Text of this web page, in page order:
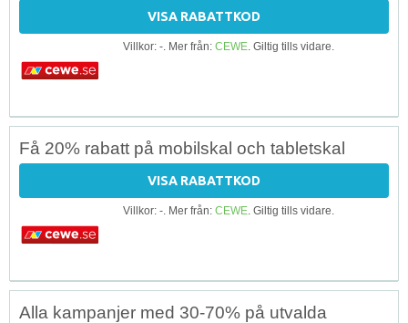
VISA RABATTKOD
Villkor: -. Mer från: CEWE. Giltig tills vidare.
Få 20% rabatt på mobilskal och tabletskal
VISA RABATTKOD
Villkor: -. Mer från: CEWE. Giltig tills vidare.
Alla kampanjer med 30-70% på utvalda